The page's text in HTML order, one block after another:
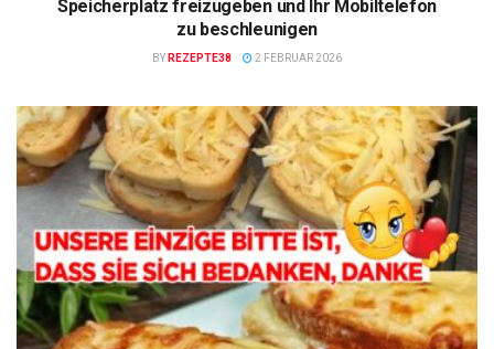
Speicherplatz freizugeben und Ihr Mobiltelefon
zu beschleunigen
BY REZEPTE38 2 FEBRUAR 2026